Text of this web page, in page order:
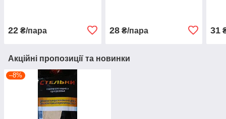
22 ₴/пара 28₴/пара 31
Акційні пропозиції та новинки
–8%